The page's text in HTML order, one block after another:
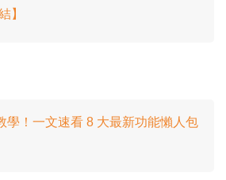
】
學！一文速看 8 大最新功能懶人包